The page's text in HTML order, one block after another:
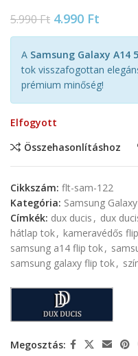
5.990Ft 4.990 Ft
A Samsung Galaxy A14
tok visszafogottan
prémium minőség!
Elfogyott
Összehasonlításhoz
Cikkszám: flt-sam-122
Kategória: Samsung
Címkék: dux ducis , dux
hátlap tok, kameravédős
samsung a14 flip tok,
samsung galaxy flip tok,
Megosztás: